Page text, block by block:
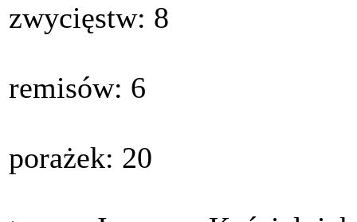
zwycięstw: 8
remisów: 6
porażek: 20